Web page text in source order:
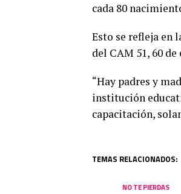
cada 80
Esto se refleja en
del CAM 51, 60
“Hay padres y
institución
capacitación,
TEMAS RELACIONADOS:
NO TE PIERDAS